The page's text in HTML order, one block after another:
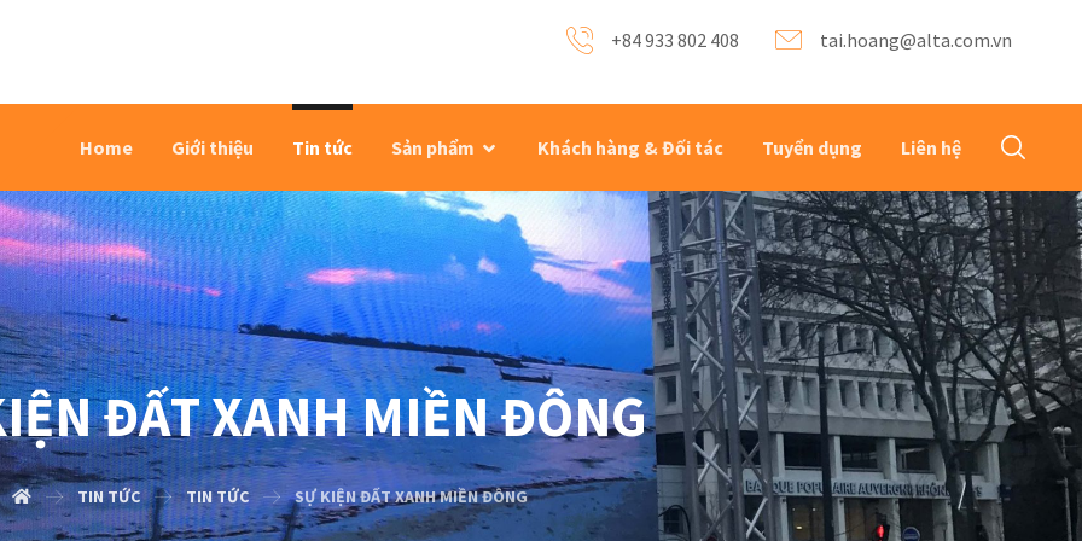
tai.hoang@alta.com.vn
+84 933 802 408
Home Giới thiệu Tin tức Sản phẩm Khách hàng & Đối tác Tuyển dụng Liên hệ
ĐẤT XANH MIỀN ĐÔNG
TIN TỨC TIN TỨC SỰ KIỆN ĐẤT XANH MIỀN ĐÔNG